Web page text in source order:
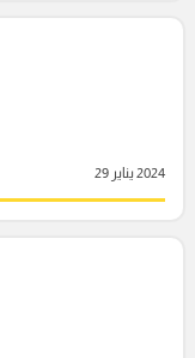
2024 يناير 29